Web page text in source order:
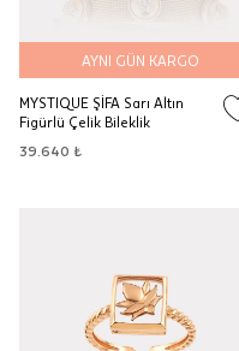
AYNI GÜN KARGO
MYSTIQUE ŞİFA Sarı Altın
Figürlü Çelik Bileklik
39.640 ₺